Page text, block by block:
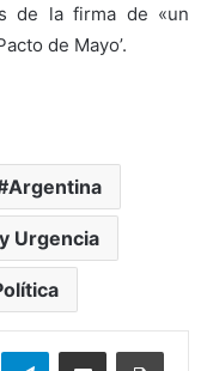
de la firma de «un
de Mayo’.
Argentina
Urgencia
TelegramCompartir por correo electrónico